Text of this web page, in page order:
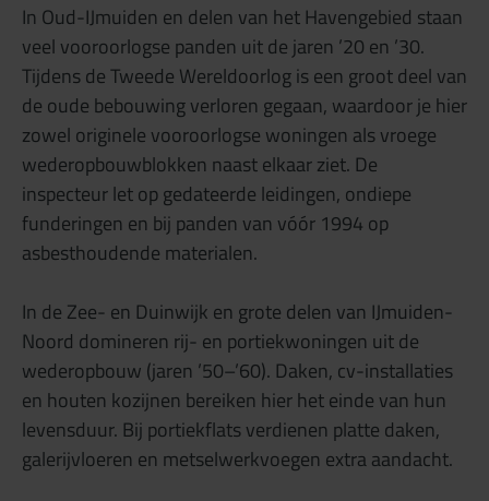
In Oud-IJmuiden en delen van het Havengebied staan
veel vooroorlogse panden uit de jaren ’20 en ’30.
Tijdens de Tweede Wereldoorlog is een groot deel van
de oude bebouwing verloren gegaan, waardoor je hier
zowel originele vooroorlogse woningen als vroege
wederopbouwblokken naast elkaar ziet. De
inspecteur let op gedateerde leidingen, ondiepe
funderingen en bij panden van vóór 1994 op
asbesthoudende materialen.
In de Zee- en Duinwijk en grote delen van IJmuiden-
Noord domineren rij- en portiekwoningen uit de
wederopbouw (jaren ’50–’60). Daken, cv-installaties
en houten kozijnen bereiken hier het einde van hun
levensduur. Bij portiekflats verdienen platte daken,
galerijvloeren en metselwerkvoegen extra aandacht.